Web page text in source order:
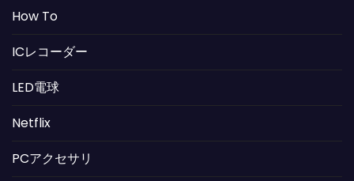
How To
ICレコーダー
LED電球
Netflix
PCアクセサリ